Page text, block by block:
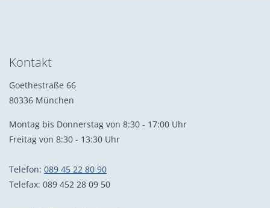
Kontakt
Goethestraße 66
80336 München
Montag bis Donnerstag von 8:30 - 17:00 Uhr
Freitag von 8:30 - 13:30 Uhr
Telefon: 089 45 22 80 90
Telefax: 089 452 28 09 50